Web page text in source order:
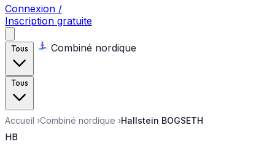
Connexion /
Inscription gratuite
Tous Combiné nordique
Tous
Accueil ›Combiné nordique ›Hallstein BOGSETH
HB